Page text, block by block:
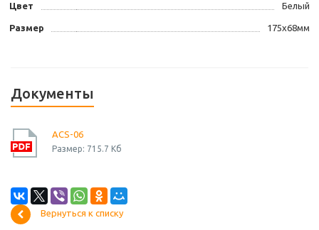
Цвет Белый
Размер 175х68мм
Документы
ACS-06
Размер: 715.7 Кб
Вернуться к списку